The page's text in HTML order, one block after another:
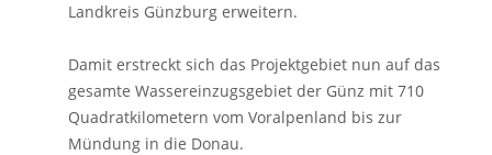
Landkreis Günzburg erweitern.
Damit erstreckt sich das Projektgebiet nun auf das
gesamte Wassereinzugsgebiet der Günz mit 710
Quadratkilometern vom Voralpenland bis zur
Mündung in die Donau.